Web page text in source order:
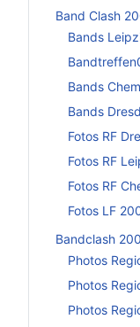
Band Clash
Bands
Bands
Bands
Fotos RF
Fotos RF
Fotos RF
Fotos LF
Bandclash
Photos
Photos
Photos